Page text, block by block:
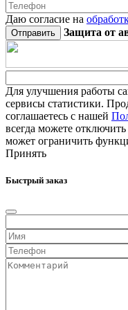
Даю согласие на
Защита от
Для улучшения работы
сервисы статистики.
соглашаетесь с нашей
всегда можете
может ограничить
Принять
Быстрый заказ